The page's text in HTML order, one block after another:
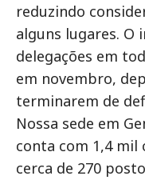
reduzindo
alguns lugares. O
delegações em
em novembro,
terminarem de
Nossa sede em
conta com 1,4 mil
cerca de 270